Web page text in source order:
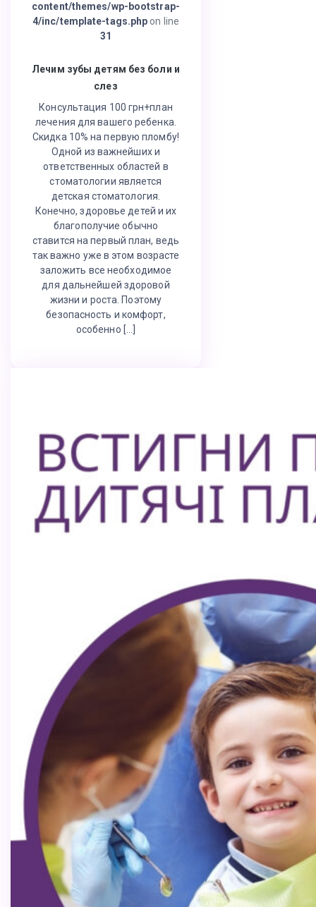
content/themes/wp-bootstrap-
4/inc/template-tags.php on line
31
Лечим зубы детям без боли и
слез
Консультация 100 грн+план
лечения для вашего ребенка.
Скидка 10% на первую пломбу!
Одной из важнейших и
ответственных областей в
стоматологии является
детская стоматология.
Конечно, здоровье детей и их
благополучие обычно
ставится на первый план, ведь
так важно уже в этом возрасте
заложить все необходимое
для дальнейшей здоровой
жизни и роста. Поэтому
безопасность и комфорт,
особенно […]